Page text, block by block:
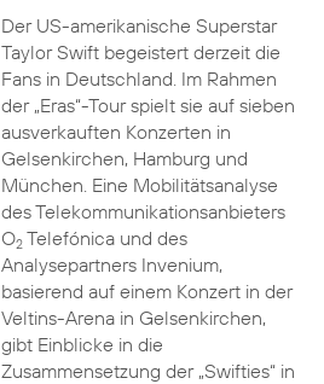
Der US-amerikanische Superstar
Taylor Swift begeistert derzeit die
Fans in Deutschland. Im Rahmen
der „Eras“-Tour spielt sie auf sieben
ausverkauften Konzerten in
Gelsenkirchen, Hamburg und
München. Eine Mobilitätsanalyse
des Telekommunikationsanbieters
O2Telefónica und des
Analysepartners Invenium,
basierend auf einem Konzert in der
Veltins-Arena in Gelsenkirchen,
gibt Einblicke in die
Zusammensetzung der „Swifties“ in